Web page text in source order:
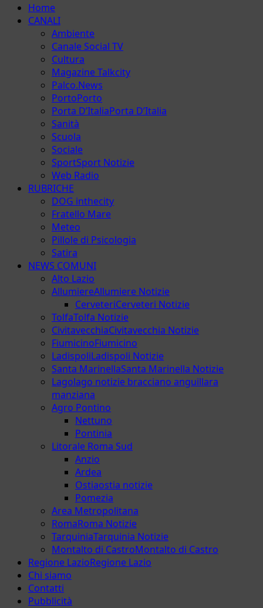
Menu
principale
Home
CANALI
Ambiente
Canale Social TV
Cultura
Magazine Talkcity
Palco.News
PortoPorto
Porta D’ItaliaPorta D’Italia
Sanità
Scuola
Sociale
SportSport Notizie
Web Radio
RUBRICHE
DOG inthecity
Fratello Mare
Meteo
Pillole di Psicologia
Satira
NEWS COMUNI
Alto Lazio
AllumiereAllumiere Notizie
CerveteriCerveteri Notizie
TolfaTolfa Notizie
CivitavecchiaCivitavecchia Notizie
FiumicinoFiumicino
LadispoliLadispoli Notizie
Santa MarinellaSanta Marinella Notizie
Lagolago notizie bracciano anguillara
manziana
Agro Pontino
Nettuno
Pontinia
Litorale Roma Sud
Anzio
Ardea
Ostiaostia notizie
Pomezia
Area Metropolitana
RomaRoma Notizie
TarquiniaTarquinia Notizie
Montalto di CastroMontalto di Castro
Regione LazioRegione Lazio
Chi siamo
Contatti
Pubblicità